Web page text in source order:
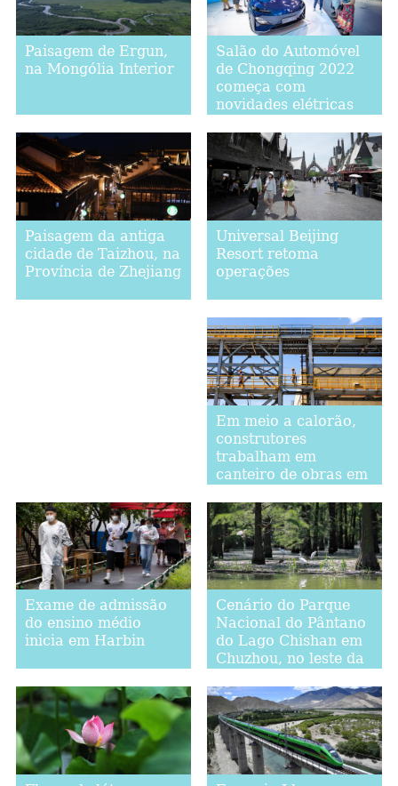
Paisagem de Ergun,
na Mongólia Interior
Salão do Automóvel
de Chongqing 2022
começa com
novidades elétricas
Paisagem da antiga
cidade de Taizhou, na
Província de Zhejiang
Universal Beijing
Resort retoma
operações
Em meio a calorão,
construtores
trabalham em
canteiro de obras em
China
Exame de admissão
do ensino médio
inicia em Harbin
Cenário do Parque
Nacional do Pântano
do Lago Chishan em
Chuzhou, no leste da